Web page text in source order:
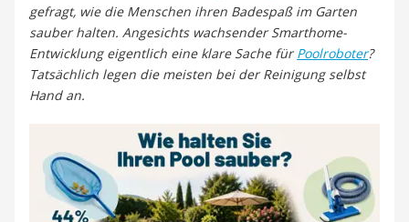
gefragt, wie die Menschen ihren Badespaß im Garten
sauber halten. Angesichts wachsender Smarthome-
Entwicklung eigentlich eine klare Sache fürPoolroboter?
Tatsächlich legen die meisten bei der Reinigung selbst
Hand an.